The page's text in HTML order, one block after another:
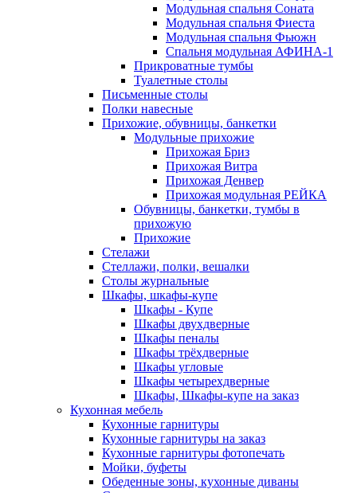
Модульная спальня Соната
Модульная спальня Фиеста
Модульная спальня Фьюжн
Спальня модульная АФИНА-1
Прикроватные тумбы
Туалетные столы
Письменные столы
Полки навесные
Прихожие, обувницы, банкетки
Модульные прихожие
Прихожая Бриз
Прихожая Витра
Прихожая Денвер
Прихожая модульная РЕЙКА
Обувницы, банкетки, тумбы в
прихожую
Прихожие
Стелажи
Стеллажи, полки, вешалки
Столы журнальные
Шкафы, шкафы-купе
Шкафы - Купе
Шкафы двухдверные
Шкафы пеналы
Шкафы трёхдверные
Шкафы угловые
Шкафы четырехдверные
Шкафы, Шкафы-купе на заказ
Кухонная мебель
Кухонные гарнитуры
Кухонные гарнитуры на заказ
Кухонные гарнитуры фотопечать
Мойки, буфеты
Обеденные зоны, кухонные диваны